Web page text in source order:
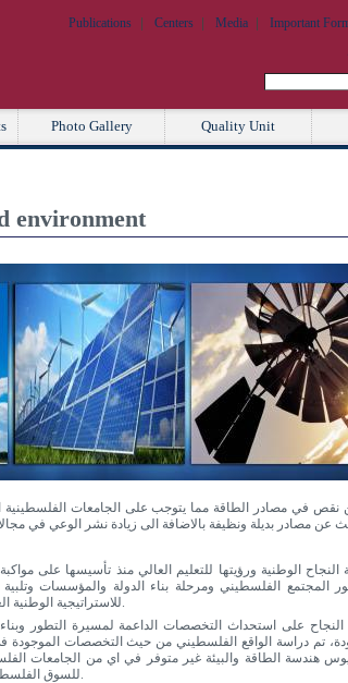
Publications Centers Media Important
Photo Gallery Quality Unit
environment
في مصادر الطاقة مما يتوجب على الجامعات الفلسطينية
الوطنية ورؤيتها للتعليم العالي منذ تأسيسها على
المجتمع الفلسطيني ومرحلة بناء الدولة والمؤسسات
للاستراتيجية الوطنية العامة الهادفة للحفاظ على المجتمع وتطويره.
على استحداث التخصصات الداعمة لمسيرة التطور وبناء
تم دراسة الواقع الفلسطيني من حيث التخصصات الموجودة
هندسة الطاقة والبيئة غير متوفر في اي من الجامعات
للسوق الفلسطيني الذي يعاني من نقص في مصادر الطاقة.